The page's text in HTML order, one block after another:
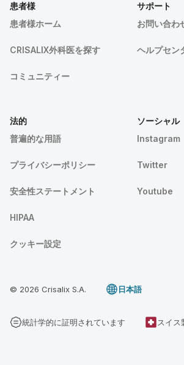
患者様
患者様ホーム
CRISALIX外科医を探す
コミュニティー
サポート
お問い合わ
ヘルプセン
法的
普遍的な用語
プライバシーポリシー
安全性ステートメント
HIPAA
クッキー設定
ソーシャル
Instagram
Twitter
Youtube
© 2026 Crisalix S.A. 日本語
統計学的に証明されています スイス